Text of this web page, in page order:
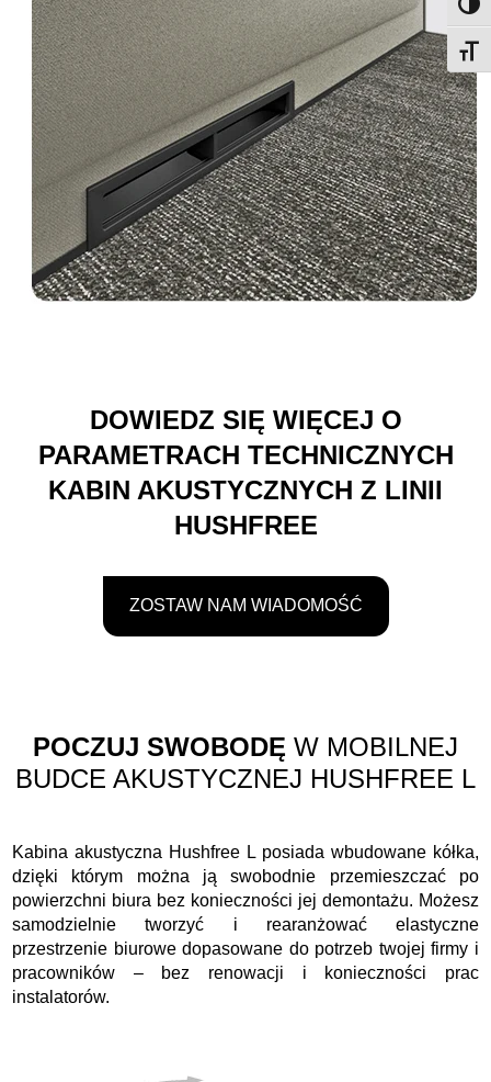
DOWIEDZ SIĘ WIĘCEJ O
PARAMETRACH TECHNICZNYCH
KABIN AKUSTYCZNYCH Z LINII
HUSHFREE
ZOSTAW NAM WIADOMOŚĆ
POCZUJ SWOBODĘ W MOBILNEJ
BUDCE AKUSTYCZNEJ HUSHFREE L
Kabina akustyczna Hushfree L posiada wbudowane kółka,
dzięki którym można ją swobodnie przemieszczać po
powierzchni biura bez konieczności jej demontażu. Możesz
samodzielnie tworzyć i rearanżować elastyczne
przestrzenie biurowe dopasowane do potrzeb twojej firmy i
pracowników – bez renowacji i konieczności prac
instalatorów.